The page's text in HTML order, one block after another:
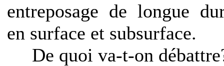
entreposage de longue
en surface et subsurface.
De quoi va-t-on